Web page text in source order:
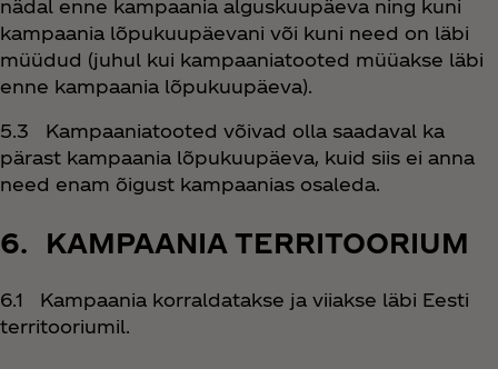
nädal enne kampaania alguskuupäeva ning kuni
kampaania lõpukuupäevani või kuni need on läbi
müüdud (juhul kui kampaaniatooted müüakse läbi
enne kampaania lõpukuupäeva).
5.3 Kampaaniatooted võivad olla saadaval ka
pärast kampaania lõpukuupäeva, kuid siis ei anna
need enam õigust kampaanias osaleda.
6. KAMPAANIA TERRITOORIUM
6.1 Kampaania korraldatakse ja viiakse läbi Eesti
territooriumil.